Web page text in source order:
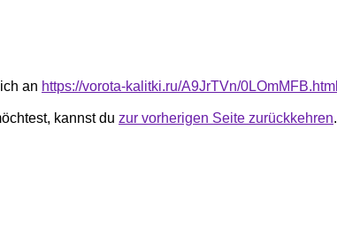
an https://vorota-kalitki.ru/A9JrTVn/0LOmMFB.html
kannst du zur vorherigen Seite zurückkehren.